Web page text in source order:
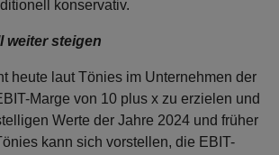
konservativ.
weiter steigen
heute laut Tönies im Unternehmen der
Marge von 10 plus x zu erzielen und
Werte der Jahre 2024 und früher
kann sich vorstellen, die EBIT-